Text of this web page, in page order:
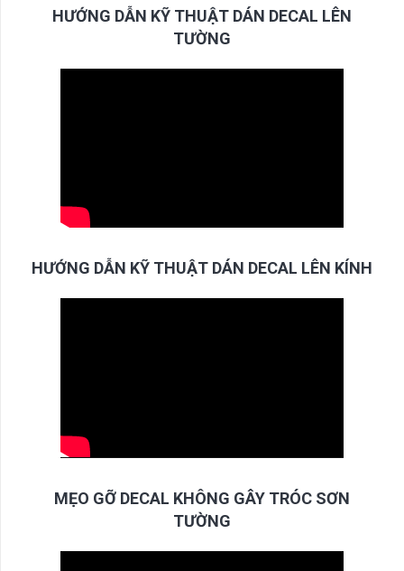
HƯỚNG DẪN KỸ THUẬT DÁN DECAL LÊN
TƯỜNG
HƯỚNG DẪN KỸ THUẬT DÁN DECAL LÊN KÍNH
MẸO GỠ DECAL KHÔNG GÂY TRÓC SƠN
TƯỜNG